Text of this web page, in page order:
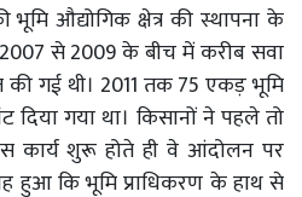
औद्योगिक क्षेत्र की स्थापना के
से 2009 के बीच में करीब सवा
गई थी। 2011 तक 75 एकड़ भूमि
गया था। किसानों ने पहले तो
कार्य शुरू होते ही वे आंदोलन पर
हुआ कि भूमि प्राधिकरण के हाथ से